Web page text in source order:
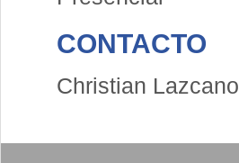
CONTACTO
Christian